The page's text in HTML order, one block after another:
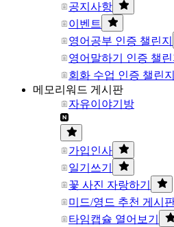
공지사항
이벤트
영어공부 인증 챌린지
영어말하기 인증 챌린
회화 수업 인증 챌린지
메모리워드 게시판
자유이야기방
가입인사
일기쓰기
꽃 사진 자랑하기
미드/영드 추천 게시
타임캡슐 열어보기